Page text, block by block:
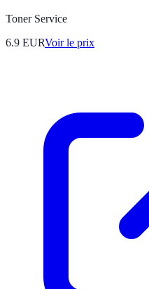
Toner Service
6.9 EURVoir le prix